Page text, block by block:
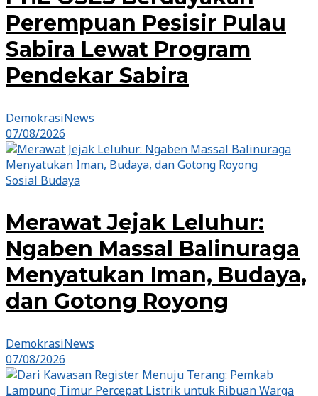
Perempuan Pesisir Pulau
Sabira Lewat Program
Pendekar Sabira
DemokrasiNews
07/08/2026
Sosial Budaya
Merawat Jejak Leluhur:
Ngaben Massal Balinuraga
Menyatukan Iman, Budaya,
dan Gotong Royong
DemokrasiNews
07/08/2026